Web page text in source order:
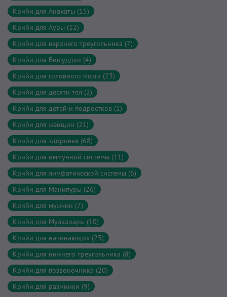
Крийи для Анахаты (15)
Крийи для Ауры (12)
Крийи для верхнего треугольника (7)
Крийи для Вишуддхи (4)
Крийи для головного мозга (23)
Крийи для десяти тел (2)
Крийи для детей и подростков (1)
Крийи для женщин (21)
Крийи для здоровья (68)
Крийи для иммунной системы (11)
Крийи для лимфатической системы (6)
Крийи для Манипуры (26)
Крийи для мужчин (7)
Крийи для Муладхары (10)
Крийи для начинающих (23)
Крийи для нижнего треугольника (8)
Крийи для позвоночника (20)
Крийи для разминки (9)